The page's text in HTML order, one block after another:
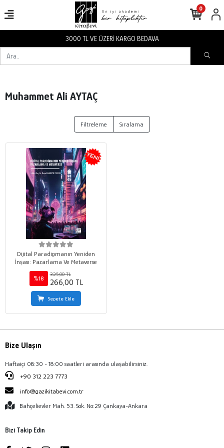
3000 TL VE ÜZERİ KARGO BEDAVA
0
Muhammet Ali AYTAÇ
Filtreleme Sıralama
Dijital Paradigmanın Yeniden
İnşası: Pazarlama Ve Metaverse
%18
325,00 TL
266,00 TL
Sepete Ekle
Bize Ulaşın
Haftaiçi 08:30 - 18:00 saatleri arasında ulaşabilirsiniz.
+90 312 223 7773
info@gazikitabevi.com.tr
Bahçelievler Mah. 53. Sok. No:29 Çankaya-Ankara
Bizi Takip Edin